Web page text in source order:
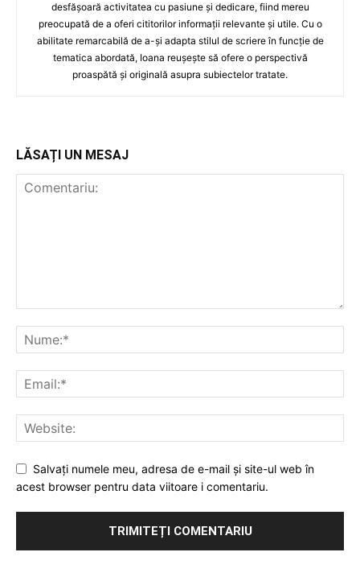
desfășoară activitatea cu pasiune și dedicare, fiind mereu
preocupată de a oferi cititorilor informații relevante și utile. Cu o
abilitate remarcabilă de a-și adapta stilul de scriere în funcție de
tematica abordată, Ioana reușește să ofere o perspectivă
proaspătă și originală asupra subiectelor tratate.
LĂSAȚI UN MESAJ
Salvați numele meu, adresa de e-mail și site-ul web în
acest browser pentru data viitoare i comentariu.